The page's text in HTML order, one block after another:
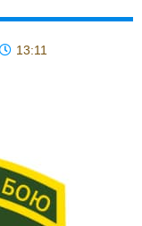
13:11